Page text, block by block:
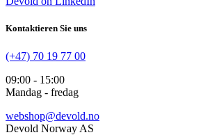
Kontaktieren Sie uns
(+47) 70 19 77 00
09:00 - 15:00
Mandag - fredag
webshop@devold.no
Devold Norway AS